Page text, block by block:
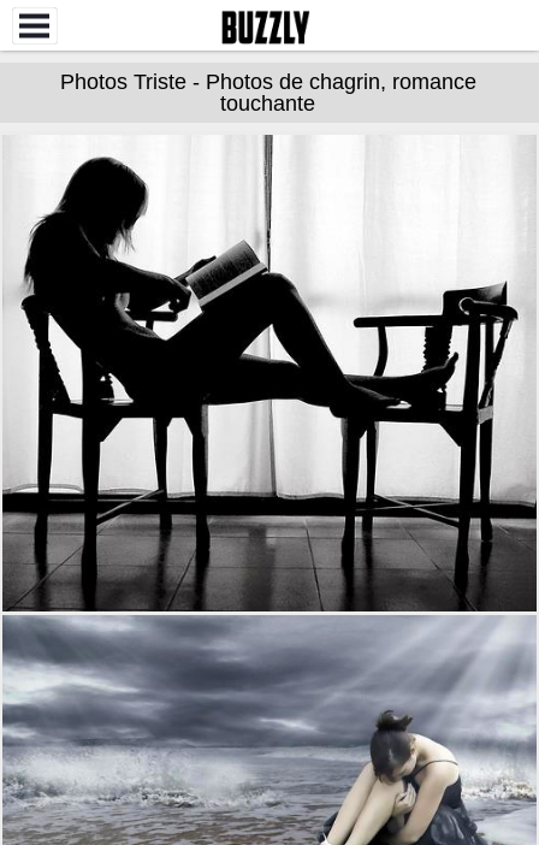
Photos Triste - Photos de chagrin, romance
touchante